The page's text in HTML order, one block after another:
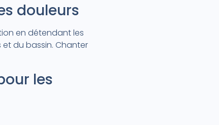
douleurs
en détendant les
et du bassin. Chanter
les